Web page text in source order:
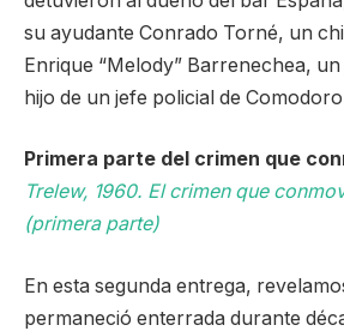
su ayudante Conrado Torné, un
Enrique “Melody” Barrenechea,
hijo de un jefe policial de Comodoro
Primera parte del crimen que
Trelew, 1960. El crimen que
(primera parte)
En esta segunda entrega,
permaneció enterrada durante